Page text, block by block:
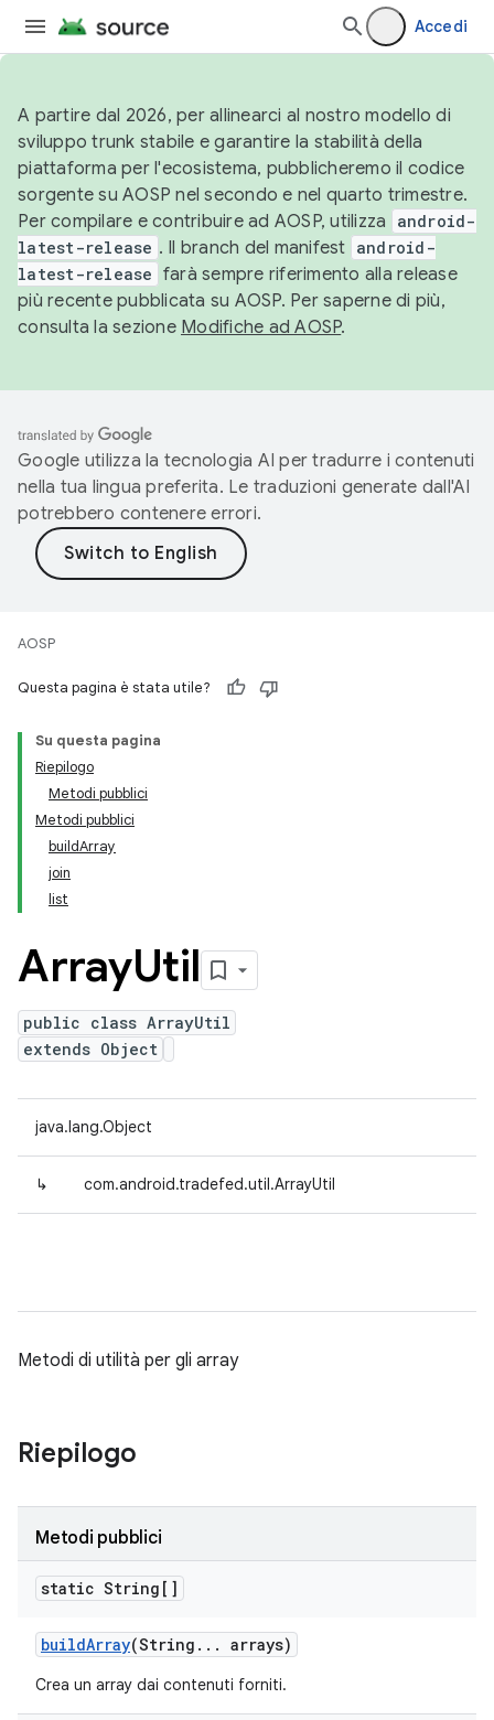
Accedi
A partire dal 2026, per allinearci al nostro modello di
sviluppo trunk stabile e garantire la stabilità della
piattaforma per l'ecosistema, pubblicheremo il codice
sorgente su AOSP nel secondo e nel quarto trimestre.
Per compilare e contribuire ad AOSP, utilizza
android-
latest-release . Il branch del manifest android-
latest-release farà sempre riferimento alla release
più recente pubblicata su AOSP. Per saperne di più,
consulta la sezione Modifiche ad AOSP.
Google utilizza la tecnologia AI per tradurre i contenuti
nella tua lingua preferita. Le traduzioni generate dall'AI
potrebbero contenere errori.
AOSP
Questa pagina è stata utile?
Su questa pagina
Riepilogo
Metodi pubblici
Metodi pubblici
buildArray
join
list
ArrayUtil
public class ArrayUtil
extends Object
java.lang.Object
↳ com.android.tradefed.util.ArrayUtil
Metodi di utilità per gli array
Riepilogo
Metodi pubblici
static String[]
buildArray(String . . . arrays)
Crea un array dai contenuti forniti.